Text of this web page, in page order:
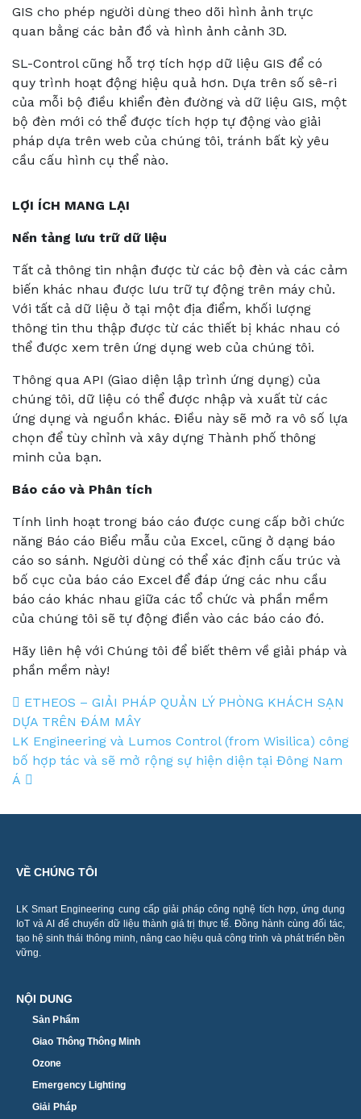
GIS cho phép người dùng theo dõi hình ảnh trực
quan bằng các bản đồ và hình ảnh cảnh 3D.
SL-Control cũng hỗ trợ tích hợp dữ liệu GIS để có
quy trình hoạt động hiệu quả hơn. Dựa trên số sê-ri
của mỗi bộ điều khiển đèn đường và dữ liệu GIS, một
bộ đèn mới có thể được tích hợp tự động vào giải
pháp dựa trên web của chúng tôi, tránh bất kỳ yêu
cầu cấu hình cụ thể nào.
LỢI ÍCH MANG LẠI
Nền tảng lưu trữ dữ liệu
Tất cả thông tin nhận được từ các bộ đèn và các cảm
biến khác nhau được lưu trữ tự động trên máy chủ.
Với tất cả dữ liệu ở tại một địa điểm, khối lượng
thông tin thu thập được từ các thiết bị khác nhau có
thể được xem trên ứng dụng web của chúng tôi.
Thông qua API (Giao diện lập trình ứng dụng) của
chúng tôi, dữ liệu có thể được nhập và xuất từ các
ứng dụng và nguồn khác. Điều này sẽ mở ra vô số lựa
chọn để tùy chỉnh và xây dựng Thành phố thông
minh của bạn.
Báo cáo và Phân tích
Tính linh hoạt trong báo cáo được cung cấp bởi chức
năng Báo cáo Biểu mẫu của Excel, cũng ở dạng báo
cáo so sánh. Người dùng có thể xác định cấu trúc và
bố cục của báo cáo Excel để đáp ứng các nhu cầu
báo cáo khác nhau giữa các tổ chức và phần mềm
của chúng tôi sẽ tự động điền vào các báo cáo đó.
Hãy liên hệ với Chúng tôi để biết thêm về giải pháp và
phần mềm này!
Post navigation
ETHEOS – GIẢI PHÁP QUẢN LÝ PHÒNG KHÁCH SẠN
DỰA TRÊN ĐÁM MÂY
LK Engineering và Lumos Control (from Wisilica) công
bố hợp tác và sẽ mở rộng sự hiện diện tại Đông Nam
Á
VỀ CHÚNG TÔI
LK Smart Engineering cung cấp giải pháp công nghệ tích hợp, ứng dụng
IoT và AI để chuyển dữ liệu thành giá trị thực tế. Đồng hành cùng đối tác,
tạo hệ sinh thái thông minh, nâng cao hiệu quả công trình và phát triển bền
vững.
NỘI DUNG
Sản Phẩm
Giao Thông Thông Minh
Ozone
Emergency Lighting
Giải Pháp